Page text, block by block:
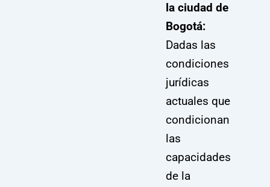
la ciudad de
Bogotá:
Dadas las
condiciones
jurídicas
actuales que
condicionan
las
capacidades
de la